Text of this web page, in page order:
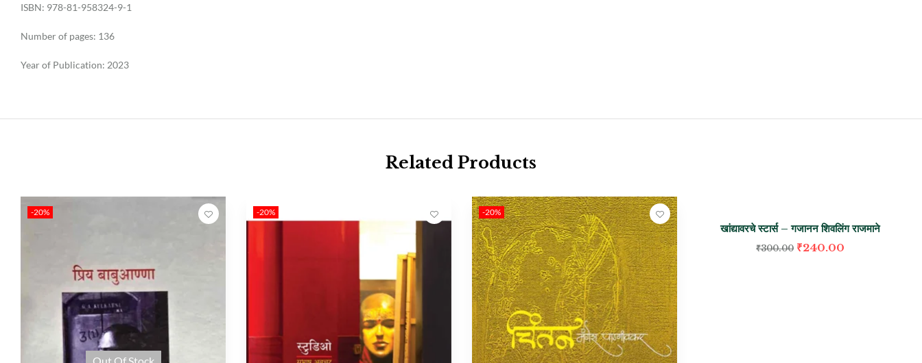
ISBN: 978-81-958324-9-1
Number of pages: 136
Year of Publication: 2023
Related Products
-20%
Out Of Stock
-20% -20%
खांद्यावरचे स्टार्स – गजानन शिवलिंग राजमाने
₹300.00 ₹240.00